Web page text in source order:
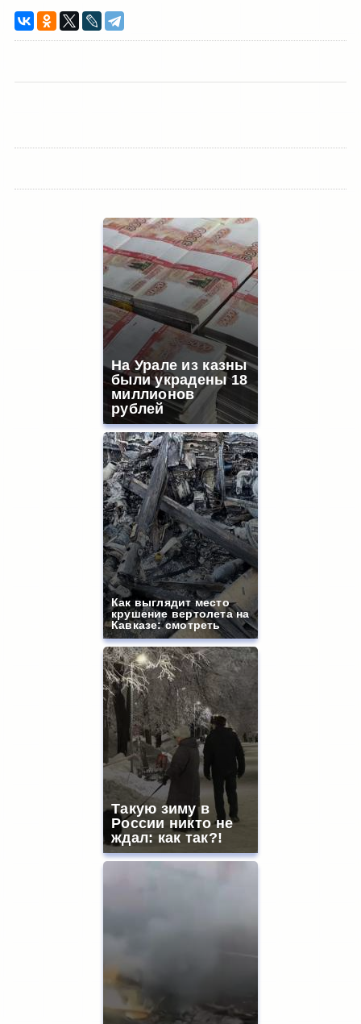
На Урале из казны
были украдены 18
миллионов
рублей
Как выглядит место
крушение вертолета на
Кавказе: смотреть
Такую зиму в
России никто не
ждал: как так?!